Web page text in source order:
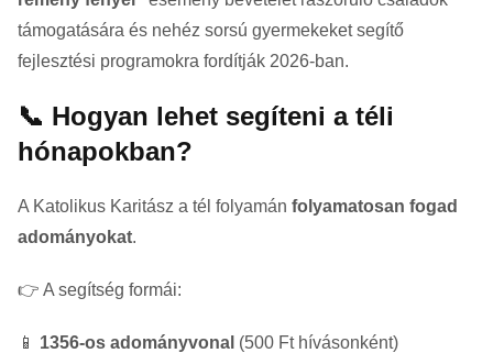
támogatására és nehéz sorsú gyermekeket segítő
fejlesztési programokra fordítják 2026-ban.
📞 Hogyan lehet segíteni a téli
hónapokban?
A Katolikus Karitász a tél folyamán folyamatosan fogad
adományokat.
👉 A segítség formái:
📱 1356-os adományvonal (500 Ft hívásonként)